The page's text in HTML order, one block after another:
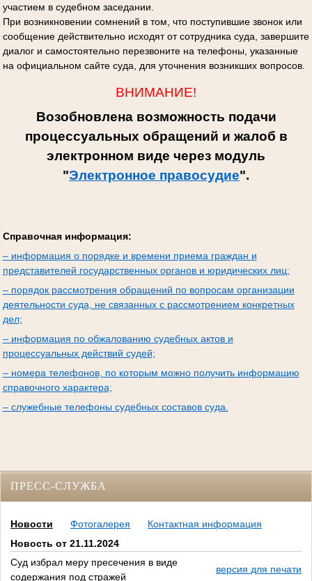
участием в судебном заседании.
При возникновении сомнений в том, что поступившие звонок или
сообщение действительно исходят от сотрудника суда, завершите
диалог и самостоятельно перезвоните на телефоны, указанные
на официальном сайте суда, для уточнения возникших вопросов.
ВНИМАНИЕ!
Возобновлена возможность подачи
процессуальных обращений и жалоб в
электронном виде через модуль
"Электронное правосудие".
Справочная информация:
– информация о порядке и времени приема граждан и
представителей государственных органов и юридических лиц;
– порядок рассмотрения обращений по вопросам организации
деятельности суда, не связанных с рассмотрением конкретных
дел;
– информация по обжалованию судебных актов и
процессуальных действий судей;
– номера телефонов, по которым можно получить информацию
справочного характера;
– служебные телефоны судебных составов суда.
ПРЕСС-СЛУЖБА
Новости Фотогалерея
Контактная информация
Новость от 21.11.2024
Суд избрал меру пресечения в виде
содержания под стражей
версия для печати